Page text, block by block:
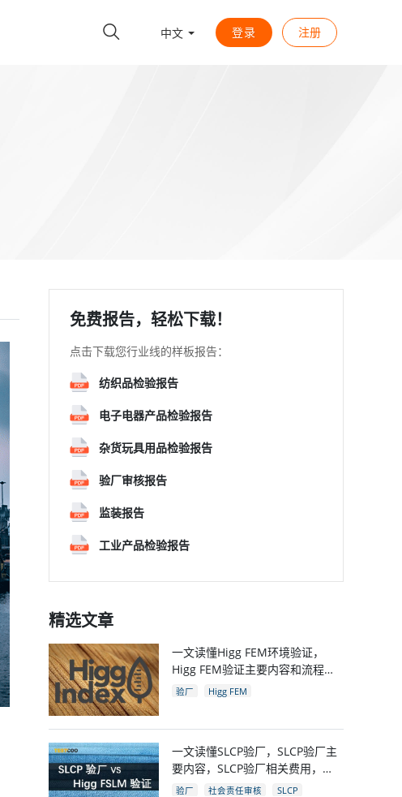
中文 登录 注册
免费报告，轻松下载！
点击下载您行业线的样板报告：
纺织品检验报告
电子电器产品检验报告
杂货玩具用品检验报告
验厂审核报告
监装报告
工业产品检验报告
精选文章
一文读懂Higg FEM环境验证，
Higg FEM验证主要内容和流程，
和Higg验厂关系
验厂 Higg FEM
一文读懂SLCP验厂，SLCP验厂主
要内容，SLCP验厂相关费用，
SLCP企业自评及审核流程
验厂 社会责任审核 SLCP